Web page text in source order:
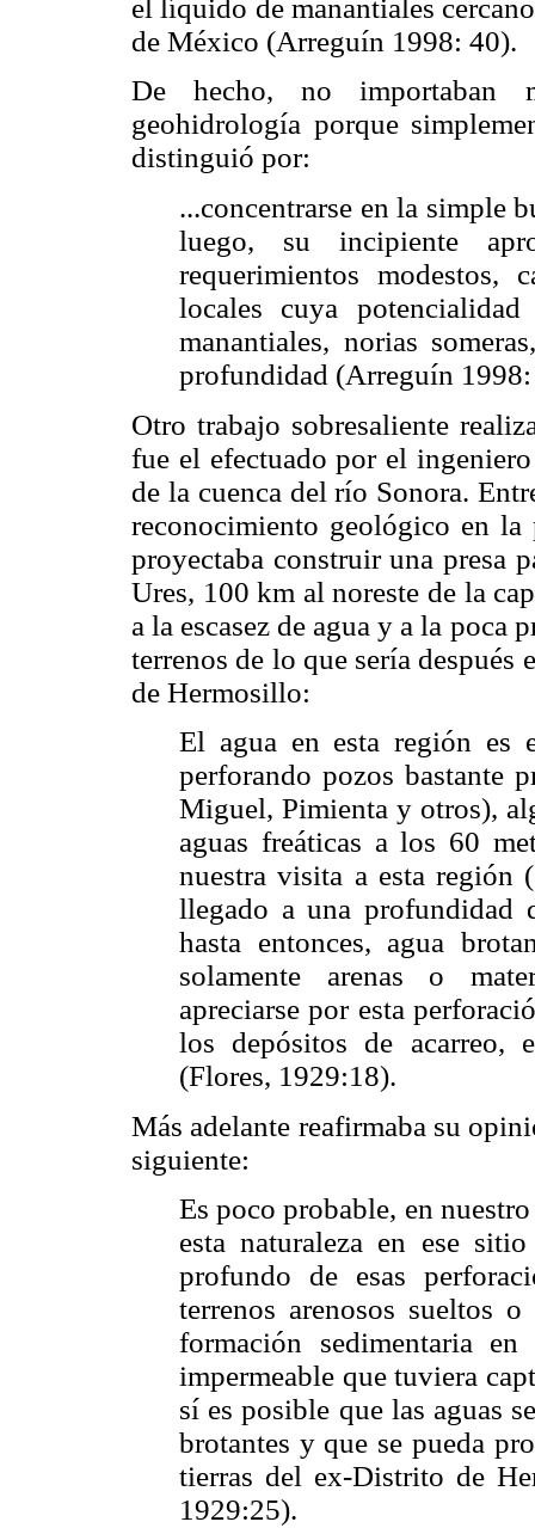
el líquido de manantiales
de México (Arreguín 1998: 40).
De hecho, no importaban
geohidrología porque
distinguió por:
...concentrarse en la simple
luego, su incipiente
requerimientos modestos,
locales cuya
manantiales, norias
profundidad (Arreguín
Otro trabajo sobresaliente
fue el efectuado por el
de la cuenca del río Sonora.
reconocimiento geológico en la
proyectaba construir una presa
Ures, 100 km al noreste de la
a la escasez de agua y a la poca
terrenos de lo que sería
de Hermosillo:
El agua en esta región es
perforando pozos bastante
Miguel, Pimienta y otros),
aguas freáticas a los 60
nuestra visita a esta región
llegado a una profundidad
hasta entonces, agua
solamente arenas o
apreciarse por esta
los depósitos de acarreo,
(Flores, 1929:18).
Más adelante reafirmaba su
siguiente:
Es poco probable, en
esta naturaleza en ese
profundo de esas
terrenos arenosos sueltos
formación sedimentaria
impermeable que tuviera
sí es posible que las aguas
brotantes y que se pueda
tierras del ex-Distrito de
1929:25).